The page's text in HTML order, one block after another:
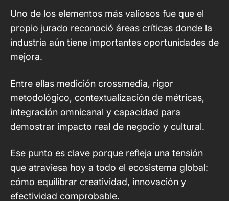
Uno de los elementos más valiosos fue que el
propio jurado reconoció áreas críticas donde la
industria aún tiene importantes oportunidades de
mejora.
Entre ellas medición crossmedia, rigor
metodológico, contextualización de métricas,
integración omnicanal y capacidad para
demostrar impacto real de negocio y cultural.
Ese punto es clave porque refleja una tensión
que atraviesa hoy a todo el ecosistema global:
cómo equilibrar creatividad, innovación y
efectividad comprobable.